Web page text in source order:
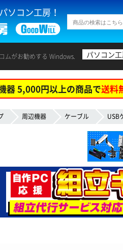
ソコン工房！
ムがお勧めする Windows. パソコン
器 5,000円以上の商品で送料
周辺機器 ケーブル USB